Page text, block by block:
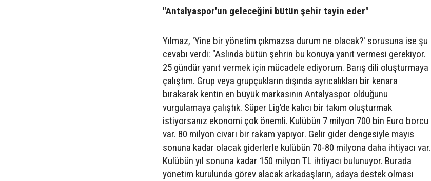
"Antalyaspor'un geleceğini bütün şehir tayin eder"
Yılmaz, 'Yine bir yönetim çıkmazsa durum ne olacak?' sorusuna ise şu
cevabı verdi: "Aslında bütün şehrin bu konuya yanıt vermesi gerekiyor.
25 gündür yanıt vermek için mücadele ediyorum. Barış dili oluşturmaya
çalıştım. Grup veya grupçukların dışında ayrıcalıkları bir kenara
bırakarak kentin en büyük markasının Antalyaspor olduğunu
vurgulamaya çalıştık. Süper Lig’de kalıcı bir takım oluşturmak
istiyorsanız ekonomi çok önemli. Kulübün 7 milyon 700 bin Euro borcu
var. 80 milyon civarı bir rakam yapıyor. Gelir gider dengesiyle mayıs
sonuna kadar olacak giderlerle kulübün 70-80 milyona daha ihtiyacı var.
Kulübün yıl sonuna kadar 150 milyon TL ihtiyacı bulunuyor. Burada
yönetim kurulunda görev alacak arkadaşların, adaya destek olması